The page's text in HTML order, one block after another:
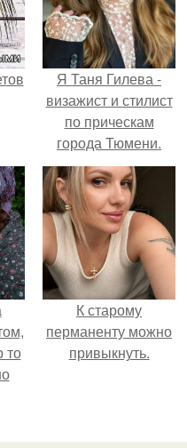
Я Таня Гилева -
визажист и стилист
по прическам
города Тюмени.
то
К старому
перманенту можно
привыкнуть.